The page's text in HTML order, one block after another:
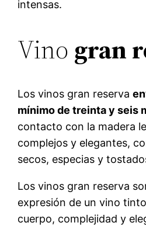
intensas.
Vino gran
Los vinos gran reserva
mínimo de treinta y seis
contacto con la madera
complejos y elegantes,
secos, especias y
Los vinos gran reserva
expresión de un vino
cuerpo, complejidad y